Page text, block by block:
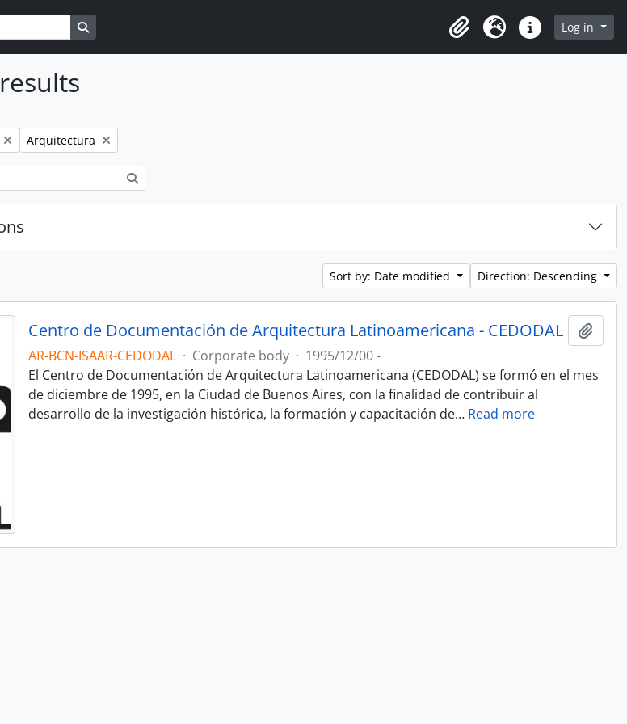
ClipboardLanguageQuick linksLog in
Remove filter:
Arquitectura
Sort by: Date modified Direction: Descending
Centro de Documentación de Arquitectura Latinoamericana - CEDODAL
AR-BCN-ISAAR-CEDODAL · Corporate body · 1995/12/00 -
El Centro de Documentación de Arquitectura Latinoamericana (CEDODAL) se formó en el mes
de diciembre de 1995, en la Ciudad de Buenos Aires, con la finalidad de contribuir al
desarrollo de la investigación histórica, la formación y capacitación de… Read more